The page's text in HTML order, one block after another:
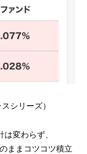
シリーズ）
変わらず、
ままコツコツ積立